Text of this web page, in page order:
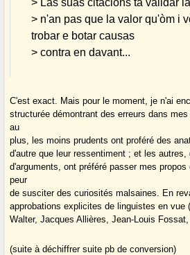
> Las suas citacions tà validar
> n'an pas que la valor qu'òm i
trobar e botar causas
> contra en davant...
C'est exact. Mais pour le moment, je n'ai
structurée démontrant des erreurs dans
au
plus, les moins prudents ont proféré des
d'autre que leur ressentiment ; et les
d'arguments, ont préféré passer mes
peur
de susciter des curiosités malsaines. En
approbations explicites de linguistes en vue
Walter, Jacques Allières, Jean-Louis
(suite à déchiffrer suite pb de conversion)